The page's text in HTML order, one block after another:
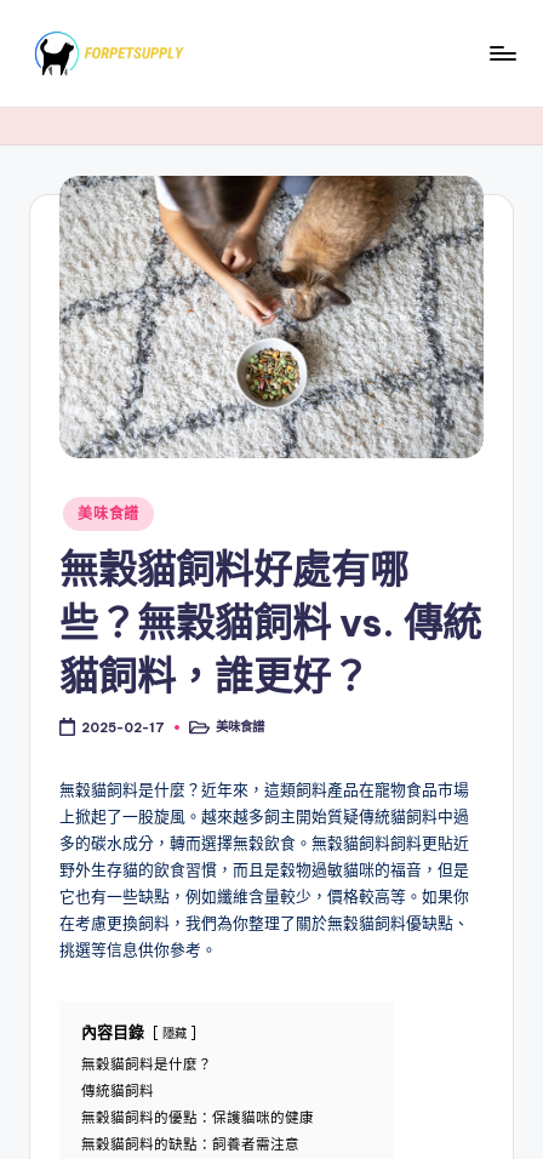
content
Posted
in
美味食譜
無穀貓飼料好處有哪
些？無穀貓飼料 vs. 傳統
貓飼料，誰更好？
2025-02-17
Posted美味食譜
無穀貓飼料是什麼？近年來，這類飼料產品在寵物食品市場
上掀起了一股旋風。越來越多飼主開始質疑傳統貓飼料中過
多的碳水成分，轉而選擇無穀飲食。無穀貓飼料飼料更貼近
野外生存貓的飲食習慣，而且是穀物過敏貓咪的福音，但是
它也有一些缺點，例如纖維含量較少，價格較高等。如果你
在考慮更換飼料，我們為你整理了關於無穀貓飼料優缺點、
挑選等信息供你參考。
內容目錄 隱藏
無穀貓飼料是什麼？
傳統貓飼料
無穀貓飼料的優點：保護貓咪的健康
無穀貓飼料的缺點：飼養者需注意